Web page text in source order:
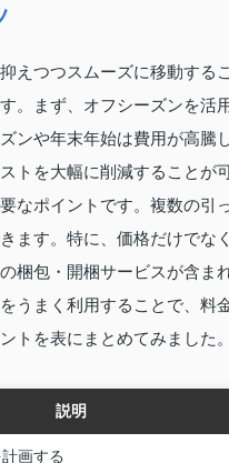
えつつスムーズに移動する
。まず、オフシーズンを活
ンや年末年始は費用が高騰
トを大幅に削減することが
なポイントです。複数の
ます。特に、価格だけで
梱包・開梱サービスが含
うまく利用することで、料
トを表にまとめてみました。
説明
画する